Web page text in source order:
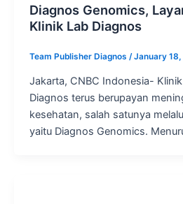
Diagnos Genomics,
Klinik Lab Diagnos
Team Publisher Diagnos /January 18,
Jakarta, CNBC Indonesia-
Diagnos terus berupayan
kesehatan, salah satunya
yaitu Diagnos Genomics.